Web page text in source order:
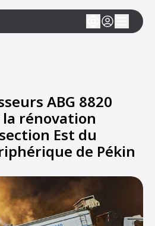
ABG 8820
rénovation
Est du
de Pékin